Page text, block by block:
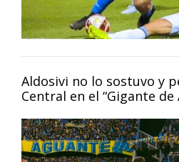
Aldosivi no lo sostuvo y
Central en el “Gigante